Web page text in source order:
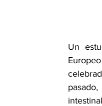
dia
Un